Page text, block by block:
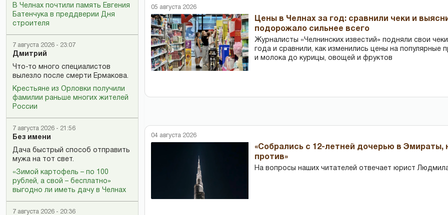
В Челнах почтили память Евгения
Батенчука в преддверии Дня
строителя
7 августа 2026 - 23:07
Дмитрий
Что-то много специалистов
вылезло после смерти Ермакова.
Крестьяне из Орловки получили
фамилии раньше многих жителей
России
7 августа 2026 - 21:56
Без имени
Дача быстрый способ отправить
мужа на тот свет.
«Зимой картофель – по 100
рублей, а свой – бесплатно»
выгодно ли иметь дачу в Челнах
7 августа 2026 - 20:36
05 августа 2026
Цены в Челнах за год: сравнили чеки и
подорожало сильнее всего
Журналисты «Челнинских известий» подняли свои
года и сравнили, как изменились цены на популярные
и молока до курицы, овощей и фруктов
04 августа 2026
«Собрались с 12-летней дочерью в
против»
На вопросы наших читателей отвечает юрист